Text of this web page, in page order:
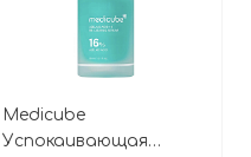
Medicube
Успокаивающая